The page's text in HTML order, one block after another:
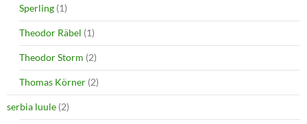
Sperling (1)
Theodor Räbel (1)
Theodor Storm (2)
Thomas Körner (2)
serbia luule (2)